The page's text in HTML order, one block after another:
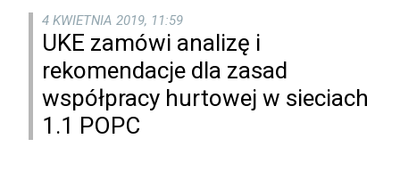
4 KWIETNIA 2019, 11:59
UKE zamówi analizę i
rekomendacje dla zasad
współpracy hurtowej w sieciach
1.1 POPC